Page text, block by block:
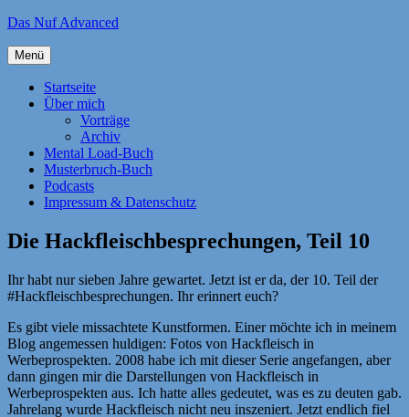
Zum
springen
Das Nuf Advanced
Menü
Startseite
Über mich
Vorträge
Archiv
Mental Load-Buch
Musterbruch-Buch
Podcasts
Impressum & Datenschutz
Die Hackfleischbesprechungen, Teil 10
Ihr habt nur sieben Jahre gewartet. Jetzt ist er da, der 10. Teil der
#Hackfleischbesprechungen. Ihr erinnert euch?
Es gibt viele missachtete Kunstformen. Einer möchte ich in meinem
Blog angemessen huldigen: Fotos von Hackfleisch in
Werbeprospekten. 2008 habe ich mit dieser Serie angefangen, aber
dann gingen mir die Darstellungen von Hackfleisch in
Werbeprospekten aus. Ich hatte alles gedeutet, was es zu deuten gab.
Jahrelang wurde Hackfleisch nicht neu inszeniert. Jetzt endlich fiel